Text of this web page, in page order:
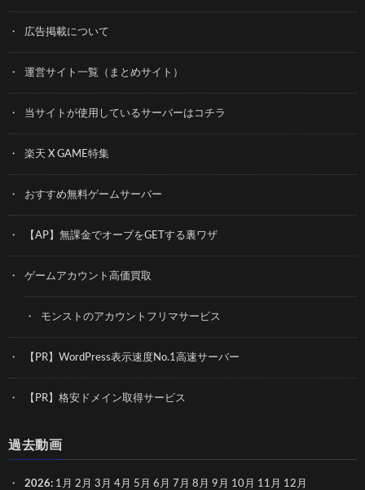
広告掲載について
運営サイト一覧（まとめサイト）
当サイトが使用しているサーバーはコチラ
楽天 X GAME特集
おすすめ無料ゲームサーバー
【AP】無課金でオーブをGETする裏ワザ
ゲームアカウント高価買取
モンストのアカウントフリマサービス
【PR】WordPress表示速度No.1高速サーバー
【PR】格安ドメイン取得サービス
過去動画
2026: 1月 2月 3月 4月 5月 6月 7月 8月 9月 10月 11月 12月